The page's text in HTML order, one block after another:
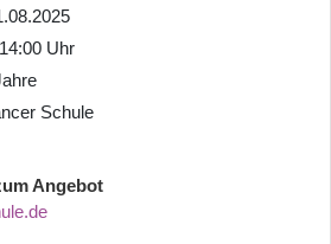
Uhr
Schule
Angebot